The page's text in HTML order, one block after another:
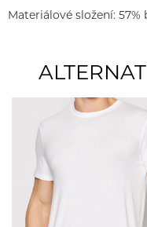
Materiálové složení: 57%